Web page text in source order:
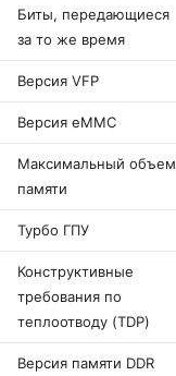
Биты, передающиеся
за то же время
Версия VFP
Версия eMMC
Максимальный объем
памяти
Турбо ГПУ
Конструктивные
требования по
теплоотводу (TDP)
Версия памяти DDR